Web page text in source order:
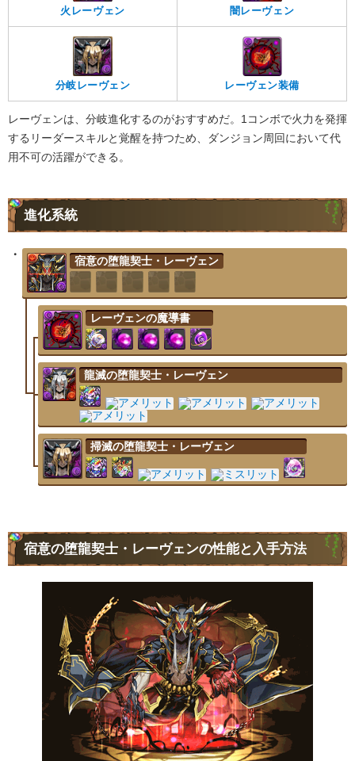
火レーヴェン 闇レーヴェン
分岐レーヴェン レーヴェン装備
レーヴェンは、分岐進化するのがおすすめだ。1コンボで火力を発揮
するリーダースキルと覚醒を持つため、ダンジョン周回において代
用不可の活躍ができる。
進化系統
宿意の堕龍契士・レーヴェン
レーヴェンの魔導書
龍滅の堕龍契士・レーヴェン
掃滅の堕龍契士・レーヴェン
宿意の堕龍契士・レーヴェンの性能と入手方法